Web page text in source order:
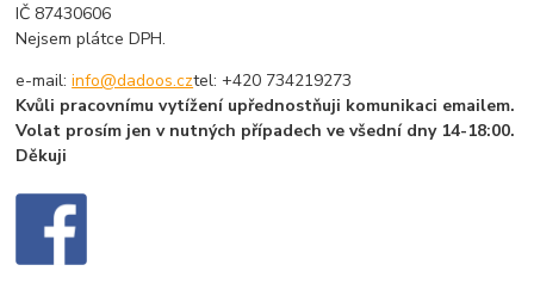
IČ 87430606
Nejsem plátce DPH.
e-mail:info@dadoos.cztel: +420 734219273
Kvůli pracovnímu vytížení upřednostňuji komunikaci emailem.
Volat prosím jen v nutných případech ve všední dny 14-18:00.
Děkuji